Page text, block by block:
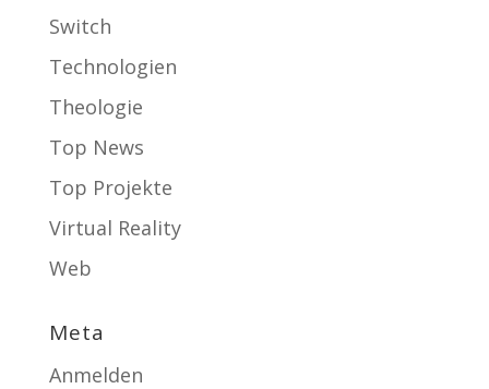
Switch
Technologien
Theologie
Top News
Top Projekte
Virtual Reality
Web
Meta
Anmelden